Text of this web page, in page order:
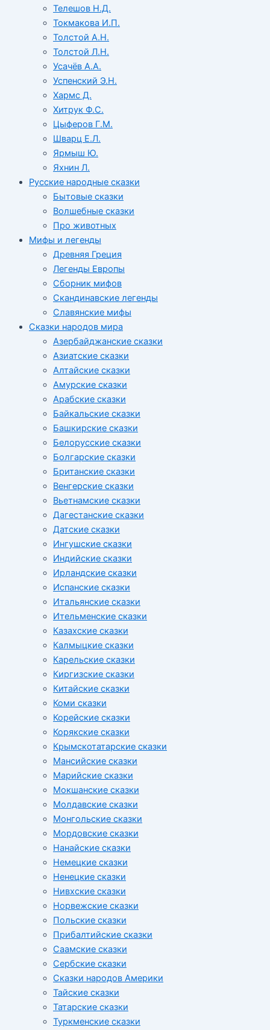
Телешов Н.Д.
Токмакова И.П.
Толстой А.Н.
Толстой Л.Н.
Усачёв А.А.
Успенский Э.Н.
Хармс Д.
Хитрук Ф.С.
Цыферов Г.М.
Шварц Е.Л.
Ярмыш Ю.
Яхнин Л.
Русские народные сказки
Бытовые сказки
Волшебные сказки
Про животных
Мифы и легенды
Древняя Греция
Легенды Европы
Сборник мифов
Скандинавские легенды
Славянские мифы
Сказки народов мира
Азербайджанские сказки
Азиатские сказки
Алтайские сказки
Амурские сказки
Арабские сказки
Байкальские сказки
Башкирские сказки
Белорусские сказки
Болгарские сказки
Британские сказки
Венгерские сказки
Вьетнамские сказки
Дагестанские сказки
Датские сказки
Ингушские сказки
Индийские сказки
Ирландские сказки
Испанские сказки
Итальянские сказки
Ительменские сказки
Казахские сказки
Калмыцкие сказки
Карельские сказки
Киргизские сказки
Китайские сказки
Коми сказки
Корейские сказки
Корякские сказки
Крымскотатарские сказки
Мансийские сказки
Марийские сказки
Мокшанские сказки
Молдавские сказки
Монгольские сказки
Мордовские сказки
Нанайские сказки
Немецкие сказки
Ненецкие сказки
Нивхские сказки
Норвежские сказки
Польские сказки
Прибалтийские сказки
Cаамские сказки
Сербские сказки
Сказки народов Америки
Тайские сказки
Татарские сказки
Туркменские сказки